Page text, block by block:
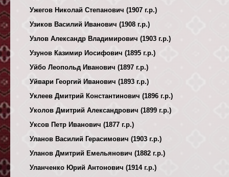
Ужегов Николай Степанович (1907 г.р.)
Узиков Василий Иванович (1908 г.р.)
Узлов Александр Владимирович (1903 г.р.)
Узунов Казимир Иосифович (1895 г.р.)
Уйбо Леопольд Иванович (1897 г.р.)
Уйвари Георгий Иванович (1893 г.р.)
Уклеев Дмитрий Константинович (1896 г.р.)
Уколов Дмитрий Александрович (1899 г.р.)
Уксов Петр Иванович (1877 г.р.)
Уланов Василий Герасимович (1903 г.р.)
Уланов Дмитрий Емельянович (1882 г.р.)
Уланченко Юрий Антонович (1914 г.р.)